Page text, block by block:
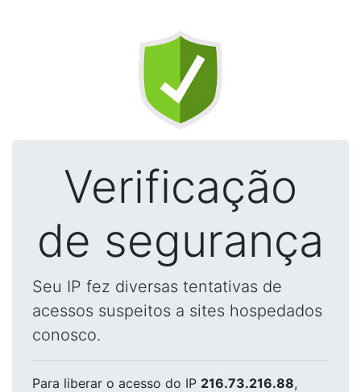
Verificação
de segurança
Seu IP fez diversas tentativas de
acessos suspeitos a sites hospedados
conosco.
Para liberar o acesso do IP 216.73.216.88,